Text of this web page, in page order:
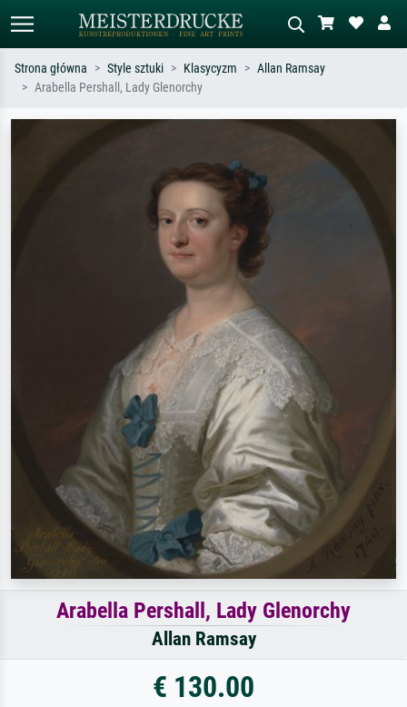
impresjonizm, fala Hokusaia, akt.
Opisz scenę – np. zielona łąka,
abstrakcja z czerwienią, ciemny olej,
stojący akt obok drzewa.
Strona główna Style sztuki Klasycyzm
Allan Ramsay
Arabella Pershall, Lady Glenorchy
Arabella Pershall, Lady Glenorchy
Allan Ramsay
€ 130.00